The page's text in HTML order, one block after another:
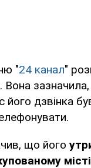
"24 канал"
зазначила,
його дзвінка
що його